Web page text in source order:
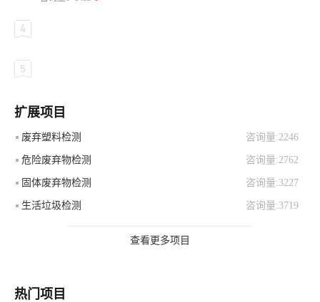
扩展项目
废弃塑料检测 咨询量:2246
危险废弃物检测 咨询量:2762
固体废弃物检测 咨询量:3227
生活垃圾检测 咨询量:3719
查看更多项目
热门项目